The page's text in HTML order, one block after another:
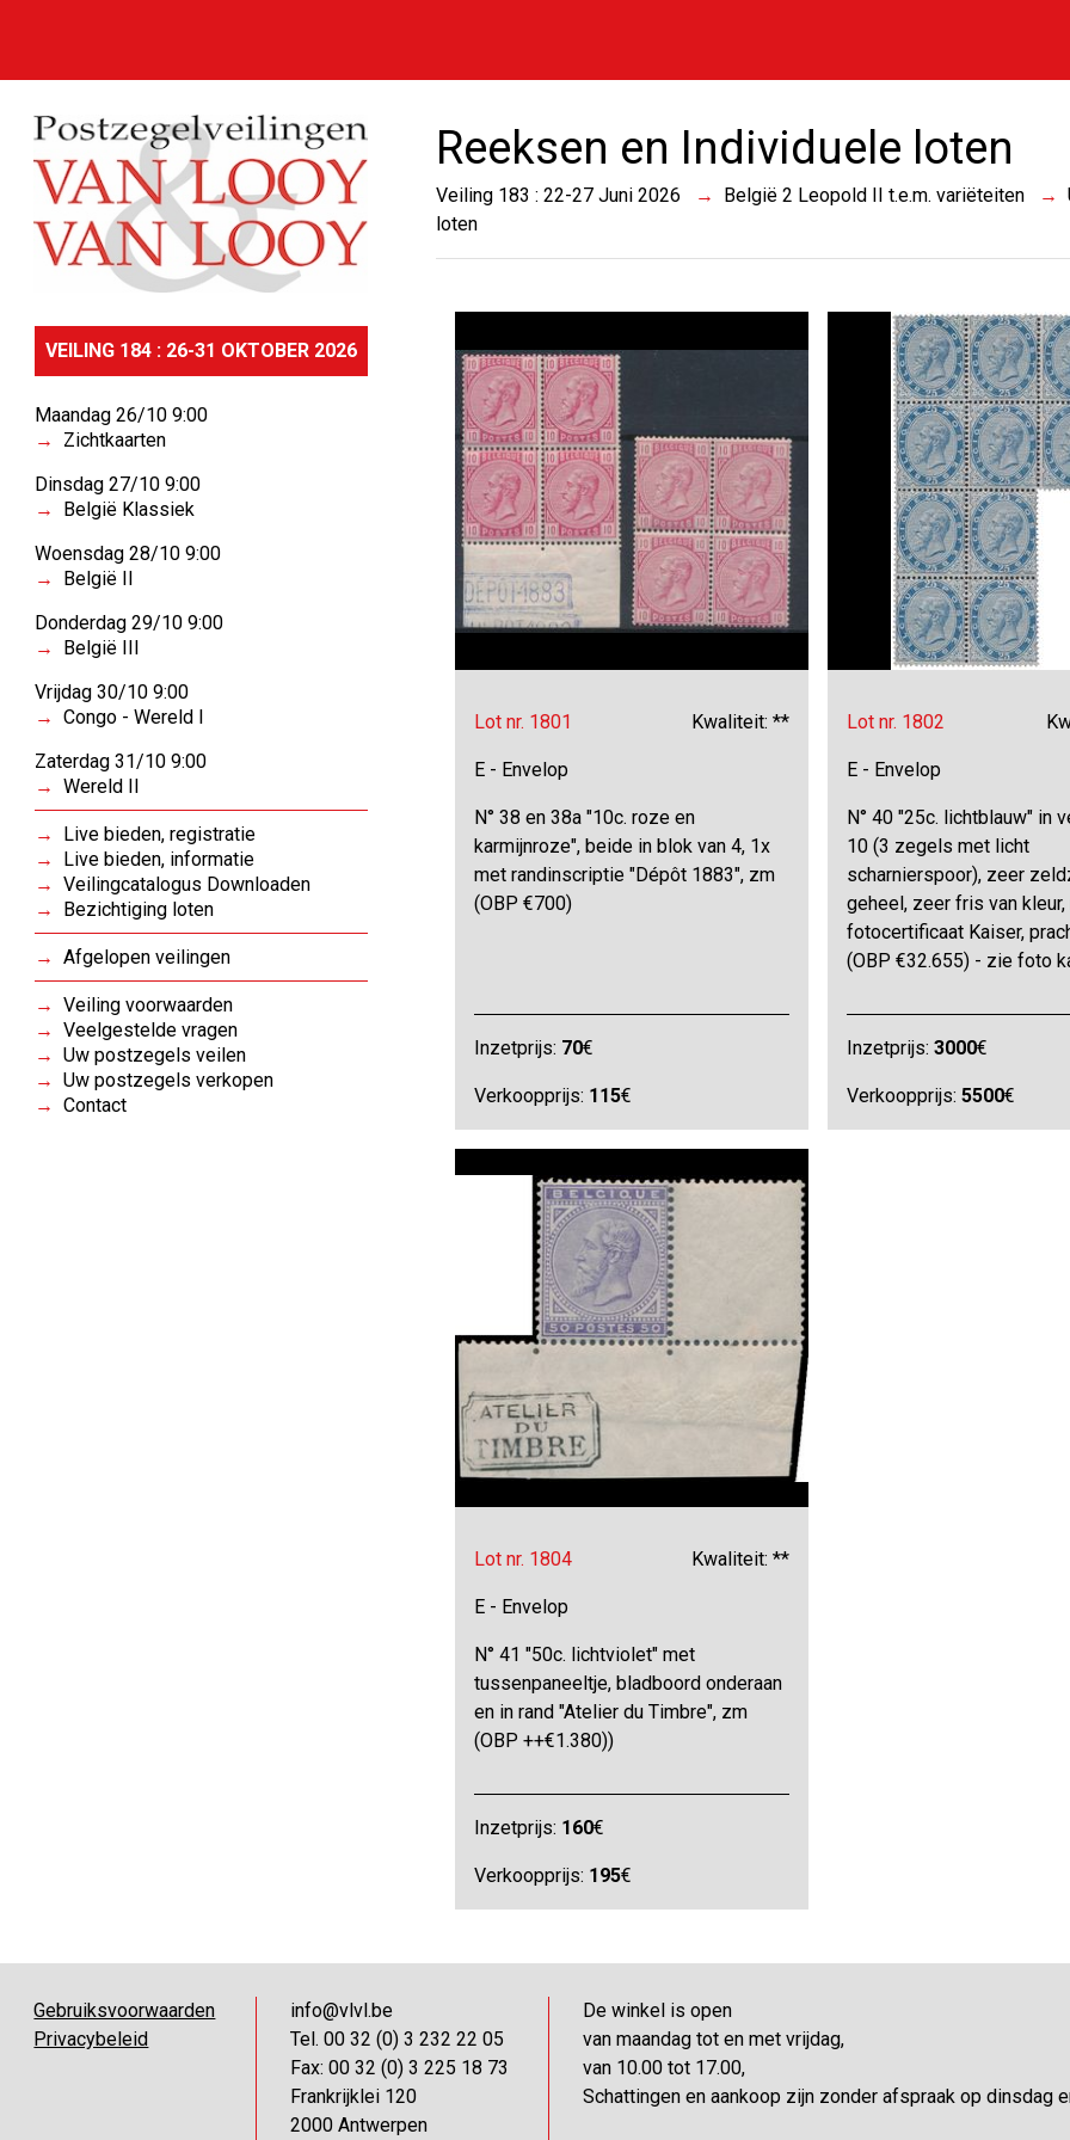
VEILING 184 : 26-31 OKTOBER 2026
Maandag 26/10 9:00
Zichtkaarten
Dinsdag 27/10 9:00
België Klassiek
Woensdag 28/10 9:00
België II
Donderdag 29/10 9:00
België III
Vrijdag 30/10 9:00
Congo - Wereld I
Zaterdag 31/10 9:00
Wereld II
Live bieden, registratie
Live bieden, informatie
Veilingcatalogus Downloaden
Bezichtiging loten
Afgelopen veilingen
Veiling voorwaarden
Veelgestelde vragen
Uw postzegels veilen
Uw postzegels verkopen
Contact
Reeksen en Individuele loten
Veiling 183 : 22-27 Juni 2026 België 2 Leopold II t.e.m. variëteiten
loten
Lot nr. 1801 Kwaliteit: **
E - Envelop
N° 38 en 38a "10c. roze en
karmijnroze", beide in blok van 4, 1x
met randinscriptie "Dépôt 1883", zm
(OBP €700)
Inzetprijs: 70€
Verkoopprijs: 115€
Lot nr. 1802
E - Envelop
N° 40 "25c. lichtblauw" in
10 (3 zegels met licht
scharnierspoor), zeer
geheel, zeer fris van kleur,
fotocertificaat Kaiser,
(OBP €32.655) - zie foto
Inzetprijs: 3000€
Verkoopprijs: 5500€
Lot nr. 1804 Kwaliteit: **
E - Envelop
N° 41 "50c. lichtviolet" met
tussenpaneeltje, bladboord onderaan
en in rand "Atelier du Timbre", zm
(OBP ++€1.380))
Inzetprijs: 160€
Verkoopprijs: 195€
Gebruiksvoorwaarden
Privacybeleid
info@vlvl.be
Tel. 00 32 (0) 3 232 22 05
Fax: 00 32 (0) 3 225 18 73
Frankrijklei 120
2000 Antwerpen
De winkel is open
van maandag tot en met vrijdag,
van 10.00 tot 17.00,
Schattingen en aankoop zijn zonder afspraak op dinsdag